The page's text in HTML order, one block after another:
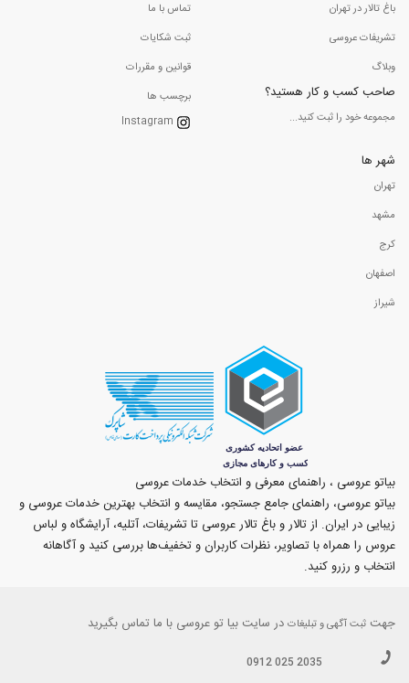
باغ تالار در تهران
تشریفات عروسی
وبلاگ
صاحب کسب و کار هستید؟
مجموعه خود را ثبت کنید...
تماس با ما
ثبت شکایات
قوانین و مقررات
برچسب ها
Instagram
شهر ها
تهران
مشهد
کرج
اصفهان
شیراز
بیاتو عروسی ، راهنمای معرفی و انتخاب خدمات عروسی
بیاتو عروسی، راهنمای جامع جستجو، مقایسه و انتخاب بهترین خدمات عروسی و
زیبایی در ایران. از تالار و باغ تالار عروسی تا تشریفات، آتلیه، آرایشگاه و لباس
عروس را همراه با تصاویر، نظرات کاربران و تخفیف‌ها بررسی کنید و آگاهانه
انتخاب و رزرو کنید.
جهت ثبت آگهی و تبلیغات در سایت بیا تو عروسی با ما تماس بگیرید
0912 025 2035